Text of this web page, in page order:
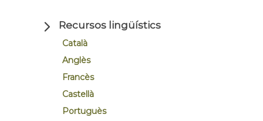
Recursos lingüístics
Català
Anglès
Francès
Castellà
Portuguès